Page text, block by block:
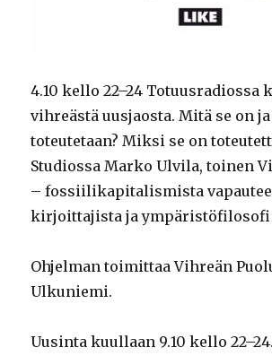
4.10 kello 22–24 Totuusradiossa
vihreästä uusjaosta. Mitä se on
toteutetaan? Miksi se on
Studiossa Marko Ulvila, toinen
– fossiilikapitalismista
kirjoittajista ja ympäristöfilosofi
Ohjelman toimittaa Vihreän
Ulkuniemi.
Uusinta kuullaan 9.10 kello